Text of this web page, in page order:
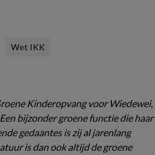
Wet IKK
Kinderopvang voor Wiedewei,
bijzonder groene functie die haar
gedaantes is zij al jarenlang
is dan ook altijd de groene